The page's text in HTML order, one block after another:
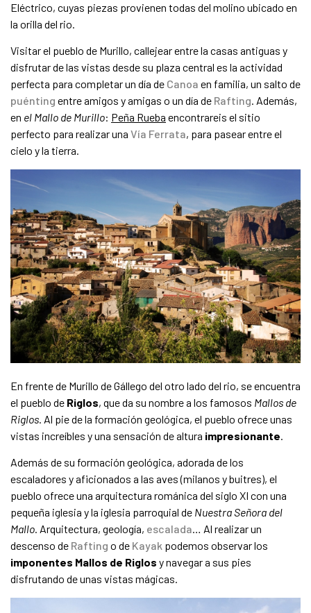
Eléctrico, cuyas piezas provienen todas del molino ubicado en
la orilla del rio.
Visitar el pueblo de Murillo, callejear entre la casas antiguas y
disfrutar de las vistas desde su plaza central es la actividad
perfecta para completar un día de Canoa en familia, un salto de
puénting entre amigos y amigas o un día de Rafting. Además,
en el Mallo de Murillo: Peña Rueba encontrareis el sitio
perfecto para realizar una Vía Ferrata, para pasear entre el
cielo y la tierra.
En frente de Murillo de Gállego del otro lado del rio, se encuentra
el pueblo de Riglos, que da su nombre a los famosos Mallos de
Riglos. Al pie de la formación geológica, el pueblo ofrece unas
vistas increíbles y una sensación de altura impresionante.
Además de su formación geológica, adorada de los
escaladores y aficionados a las aves (milanos y buitres), el
pueblo ofrece una arquitectura románica del siglo XI con una
pequeña iglesia y la iglesia parroquial de Nuestra Señora del
Mallo. Arquitectura, geología, escalada… Al realizar un
descenso de Rafting o de Kayak podemos observar los
imponentes Mallos de Riglos y navegar a sus pies
disfrutando de unas vistas mágicas.